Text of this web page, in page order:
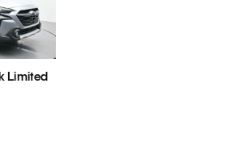
Limited